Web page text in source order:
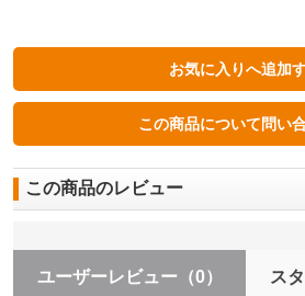
この商品のレビュー
ユーザーレビュー （0） ス